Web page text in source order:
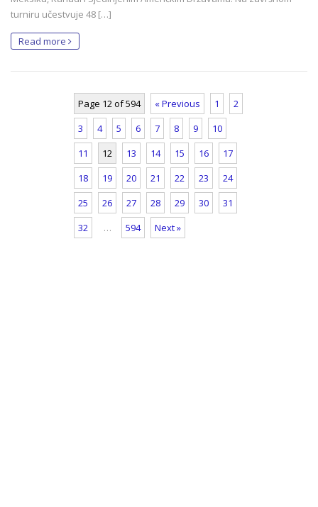
turniru učestvuje 48 […]
Read more
Page 12 of 594 « Previous 1
2
3
4 5 6 7 8 9
10
11
12 13 14 15 16
17
18
19 20 21 22 23
24
25
26 27 28 29 30
31
32
… 594 Next »